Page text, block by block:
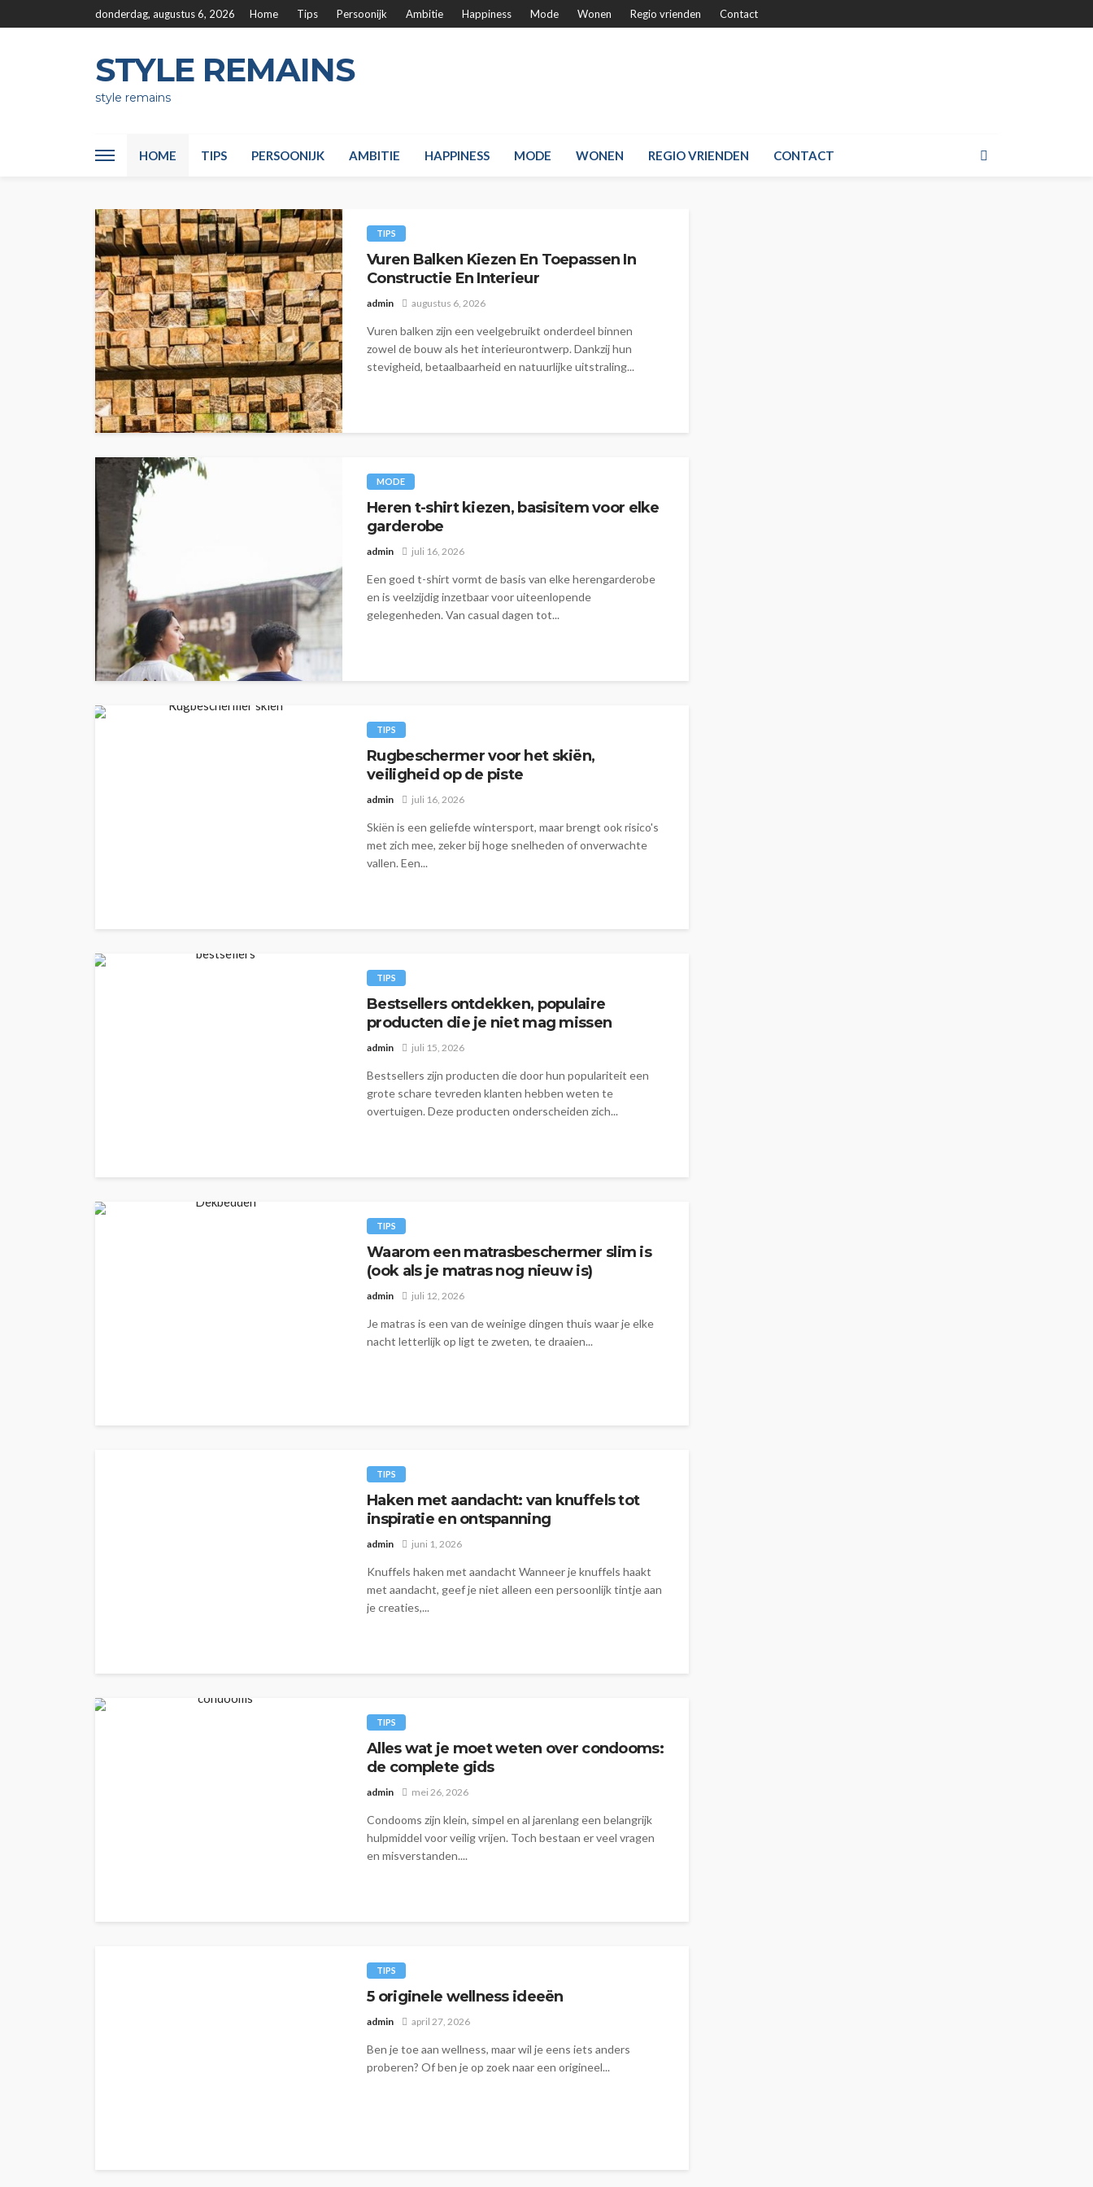
donderdag, augustus 6, 2026 Home Tips Persoonijk Ambitie Happiness Mode Wonen Regio vrienden Contact
STYLE REMAINS
style remains
HOME TIPS PERSOONIJK AMBITIE HAPPINESS MODE WONEN REGIO VRIENDEN CONTACT
TIPS
Vuren Balken Kiezen En Toepassen In
Constructie En Interieur
admin augustus 6, 2026
Vuren balken zijn een veelgebruikt onderdeel binnen
zowel de bouw als het interieurontwerp. Dankzij hun
stevigheid, betaalbaarheid en natuurlijke uitstraling...
MODE
Heren t-shirt kiezen, basisitem voor elke
garderobe
admin juli 16, 2026
Een goed t-shirt vormt de basis van elke herengarderobe
en is veelzijdig inzetbaar voor uiteenlopende
gelegenheden. Van casual dagen tot...
TIPS
Rugbeschermer voor het skiën,
veiligheid op de piste
admin juli 16, 2026
Skiën is een geliefde wintersport, maar brengt ook risico's
met zich mee, zeker bij hoge snelheden of onverwachte
vallen. Een...
TIPS
Bestsellers ontdekken, populaire
producten die je niet mag missen
admin juli 15, 2026
Bestsellers zijn producten die door hun populariteit een
grote schare tevreden klanten hebben weten te
overtuigen. Deze producten onderscheiden zich...
TIPS
Waarom een matrasbeschermer slim is
(ook als je matras nog nieuw is)
admin juli 12, 2026
Je matras is een van de weinige dingen thuis waar je elke
nacht letterlijk op ligt te zweten, te draaien...
TIPS
Haken met aandacht: van knuffels tot
inspiratie en ontspanning
admin juni 1, 2026
Knuffels haken met aandacht Wanneer je knuffels haakt
met aandacht, geef je niet alleen een persoonlijk tintje aan
je creaties,...
TIPS
Alles wat je moet weten over condooms:
de complete gids
admin mei 26, 2026
Condooms zijn klein, simpel en al jarenlang een belangrijk
hulpmiddel voor veilig vrijen. Toch bestaan er veel vragen
en misverstanden....
TIPS
5 originele wellness ideeën
admin april 27, 2026
Ben je toe aan wellness, maar wil je eens iets anders
proberen? Of ben je op zoek naar een origineel...